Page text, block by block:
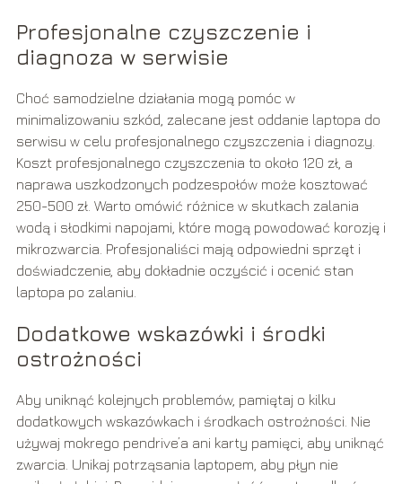
Profesjonalne czyszczenie i
diagnoza w serwisie
Choć samodzielne działania mogą pomóc w
minimalizowaniu szkód, zalecane jest oddanie laptopa do
serwisu w celu profesjonalnego czyszczenia i diagnozy.
Koszt profesjonalnego czyszczenia to około 120 zł, a
naprawa uszkodzonych podzespołów może kosztować
250-500 zł. Warto omówić różnice w skutkach zalania
wodą i słodkimi napojami, które mogą powodować korozję i
mikrozwarcia. Profesjonaliści mają odpowiedni sprzęt i
doświadczenie, aby dokładnie oczyścić i ocenić stan
laptopa po zalaniu.
Dodatkowe wskazówki i środki
ostrożności
Aby uniknąć kolejnych problemów, pamiętaj o kilku
dodatkowych wskazówkach i środkach ostrożności. Nie
używaj mokrego pendrive’a ani karty pamięci, aby uniknąć
zwarcia. Unikaj potrząsania laptopem, aby płyn nie